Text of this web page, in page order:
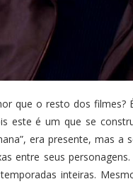
que o resto dos filmes?
este é um que se
era presente, mas a
entre seus
inteiras.